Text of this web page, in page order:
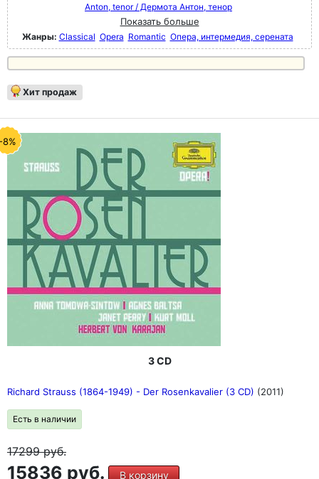
Anton, tenor / Дермота Антон, тенор
Показать больше
Жанры: Classical Opera Romantic Опера, интермедия, серената
Хит продаж
8%
3 CD
Richard Strauss (1864-1949) - Der Rosenkavalier (3 CD) (2011)
Есть в наличии
17299руб.
15836 руб. В корзину